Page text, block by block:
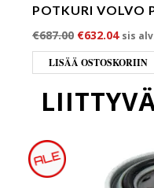
POTKURI VOLVO
€687.00 Alkuperäinen
€632.04 sis
LISÄÄ OSTOSKORIIN